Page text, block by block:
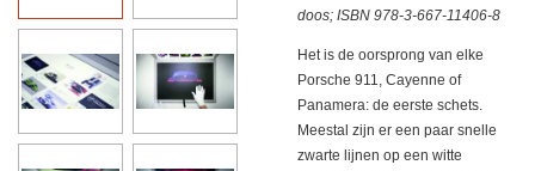
doos; ISBN 978-3-667-11406-8
Het is de oorsprong van elke
Porsche 911, Cayenne of
Panamera: de eerste schets.
Meestal zijn er een paar snelle
zwarte lijnen op een witte